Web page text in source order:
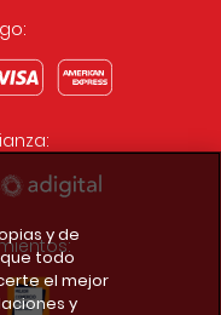
y de
todo
el mejor
y